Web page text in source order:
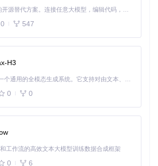
Claude Code 的开源替代方案。连接任意大模型，编辑代码，运行命令，自动验证 — 全自动执行。用 Rust 构建，极致性能。 ｜ An open-source alternative to Claude Code. Connect any LLM, edit code, run commands, and verify changes — autonomously. Built in Rust for speed. Get Started
0 547
H3
MiniMax H3 是一个通用的全模态生成系统。它支持对由文本、图像、视频和音频组成的多模态上下文进行统一理解，并能生成分辨率高达 2K、时长可达 15 秒的带原生立体声音频的视频。得益于面向任务泛化的系统设计，H3 在预训练阶段就已具备广泛的多模态上下文理解与生成能力，能够出色地执行复杂的多模态指令。
0 0
工作流的高效文本大模型训练数据合成框架
0 6